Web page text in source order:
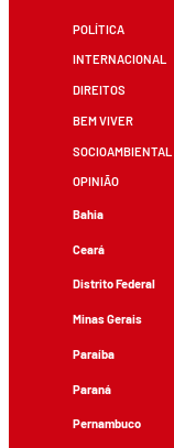
POLÍTICA
INTERNACIONAL
DIREITOS
BEM VIVER
SOCIOAMBIENTAL
OPINIÃO
Bahia
Ceará
Distrito Federal
Minas Gerais
Paraíba
Paraná
Pernambuco